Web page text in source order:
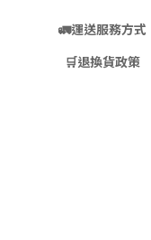
🚛運送服務方式
🛒退換貨政策